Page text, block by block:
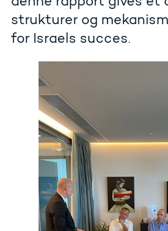
strukturer og
for Israels succes.